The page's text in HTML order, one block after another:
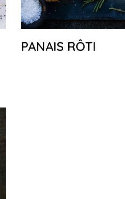
PANAIS RÔTI